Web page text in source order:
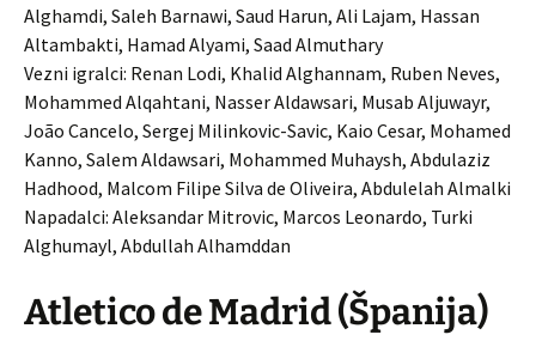
Alghamdi, Saleh Barnawi, Saud Harun, Ali Lajam, Hassan
Altambakti, Hamad Alyami, Saad Almuthary
Vezni igralci: Renan Lodi, Khalid Alghannam, Ruben Neves,
Mohammed Alqahtani, Nasser Aldawsari, Musab Aljuwayr,
João Cancelo, Sergej Milinkovic-Savic, Kaio Cesar, Mohamed
Kanno, Salem Aldawsari, Mohammed Muhaysh, Abdulaziz
Hadhood, Malcom Filipe Silva de Oliveira, Abdulelah Almalki
Napadalci: Aleksandar Mitrovic, Marcos Leonardo, Turki
Alghumayl, Abdullah Alhamddan
Atletico de Madrid (Španija)